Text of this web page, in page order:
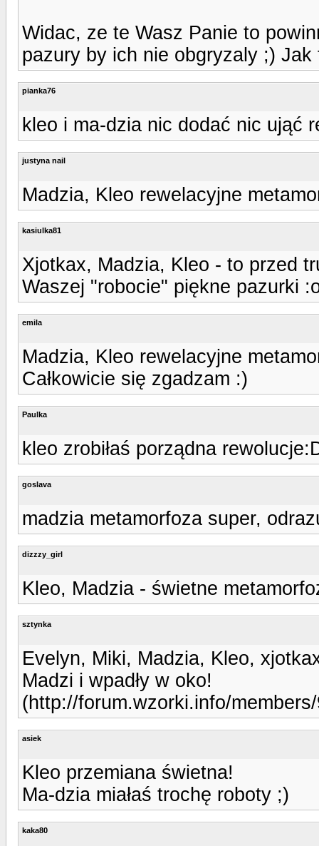
Widac, ze te Wasz Panie to
pazury by ich nie obgryzaly ;) Jak
pianka76
kleo i ma-dzia nic dodać nic ująć
justyna nail
Madzia, Kleo rewelacyjne
kasiulka81
Xjotkax, Madzia, Kleo - to przed
Waszej "robocie" piękne pazurki
emila
Madzia, Kleo rewelacyjne
Całkowicie się zgadzam :)
Paulka
kleo zrobiłaś porządna
goslava
madzia metamorfoza super,
dizzzy_girl
Kleo, Madzia - świetne
sztynka
Evelyn, Miki, Madzia, Kleo,
Madzi i wpadły w oko!
(http://forum.wzorki.info/
asiek
Kleo przemiana świetna!
Ma-dzia miałaś trochę roboty ;)
kaka80